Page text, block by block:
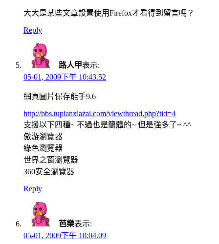
大大是某些文章設置使用Firefox才看得到留言嗎？
Reply
路人甲表示:
05-01, 2009下午 10:43.52
網頁圖片保存能手9.6
http://bbs.tupianxiazai.com/viewthread.php?tid=4
支援以下四種~ 不過也是簡體的~ 但是強多了~ ^^
傲游瀏覽器
綠色瀏覽器
世界之窗瀏覽器
360安全瀏覽器
Reply
芭樂表示:
05-01, 2009下午 10:04.09